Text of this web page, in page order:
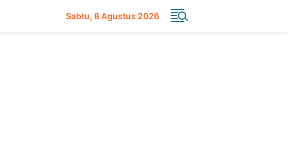
Sabtu 8 Agustus 2026